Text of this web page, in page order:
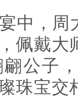
，周
佩戴
公子
珠宝